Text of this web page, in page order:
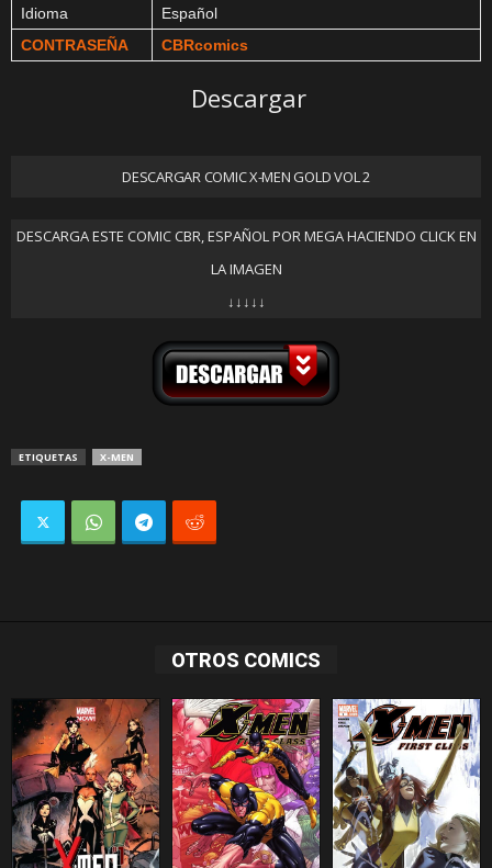
Idioma
Español
CONTRASEÑA
CBRcomics
Descargar
DESCARGAR COMIC X-MEN GOLD VOL 2
DESCARGA ESTE COMIC CBR, ESPAÑOL POR MEGA HACIENDO CLICK EN
LA IMAGEN
↓↓↓↓↓
ETIQUETAS X-MEN
OTROS COMICS